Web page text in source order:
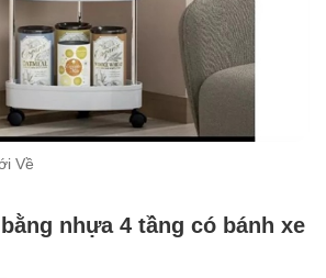
Về
nhựa 4 tầng có bánh xe